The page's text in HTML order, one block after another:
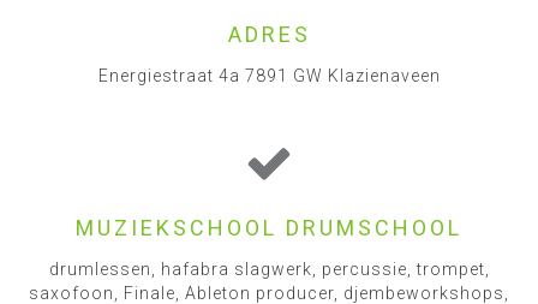
ADRES
Energiestraat 4a 7891 GW Klazienaveen
MUZIEKSCHOOL DRUMSCHOOL
drumlessen, hafabra slagwerk, percussie, trompet,
saxofoon, Finale, Ableton producer, djembeworkshops,